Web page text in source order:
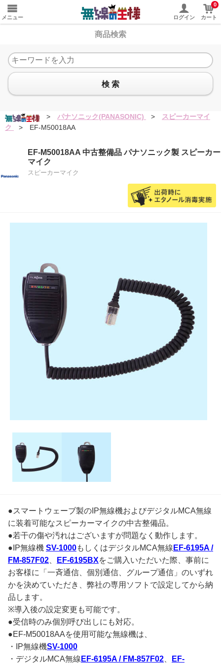
メニュー ログイン
0
カート
商品検索
検 索
> パナソニック(PANASONIC) >
スピーカーマイ
ク
> EF-M50018AA
EF-M50018AA 中古整備品 パナソニック製 スピーカー
マイク
スピーカーマイク
●スマートウェーブ製のIP無線機およびデジタルMCA無線
に装着可能なスピーカーマイクの中古整備品。
●若干の傷や汚れはございますが問題なく動作します。
●IP無線機 SV-1000もしくはデジタルMCA無線 EF-6195A /
FM-857F02
EF-6195BXをご購入いただいた際、事前に
お客様に「一斉通信、個別通信、グループ通信」のいずれ
かを決めていただき、弊社の専用ソフトで設定してから納
品します。
※導入後の設定変更も可能です。
●受信時のみ個別呼び出しにも対応。
●EF-M50018AAを使用可能な無線機は、
・IP無線機SV-1000
・デジタルMCA無線 EF-6195A / FM-857F02
EF-